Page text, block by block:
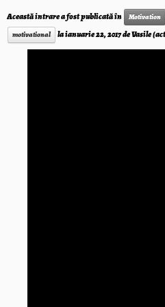
Această intrare a fost publicată în Motivation
motivational
laianuarie 22, 2017deVasile